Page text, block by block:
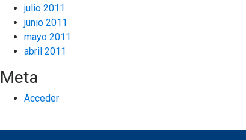
julio 2011
junio 2011
mayo 2011
abril 2011
Meta
Acceder